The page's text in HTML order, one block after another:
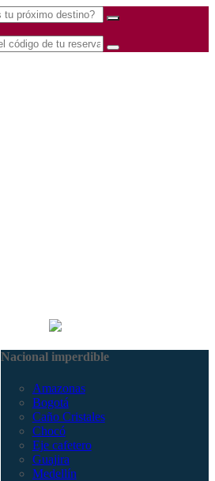
Nacional imperdible
Amazonas
Bogotá
Caño Cristales
Chocó
Eje cafetero
Guajira
Medellín